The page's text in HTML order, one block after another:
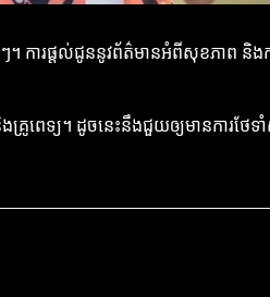
។ ការផ្តល់ជូននូវព័ត៌មានអំពីសុខភាព និ
និងគ្រូពេទ្យ។ ដូចនេះនឹងជួយឲ្យមានការ